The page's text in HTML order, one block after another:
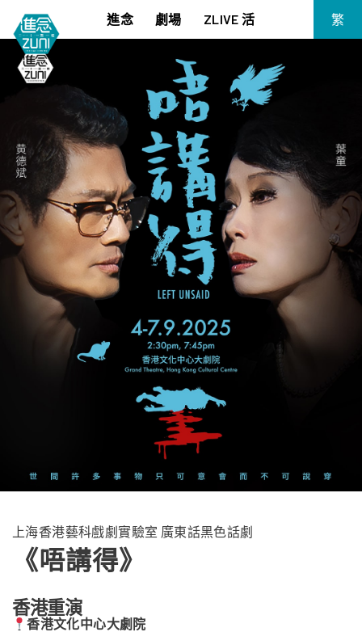
進念
關於進念
支持我們
年報
進念實驗劇場文獻庫
劇場
《筆墨大冒險》
《五行中西》
KJ 黃家正鋼琴獨奏會《五行》
《萬曆十五年》
《麥克白夫人～詩》
《13．67》2.1
《諸神會藝術節》暨《榮念曾青年藝術學堂 2026》
《戲曲金庸．笑傲江湖》廣州巡演 2026
ZLIVE 活 繁
上海香港藝科戲劇實驗室 廣東話黑色話劇
《唔講得》
香港重演
香港文化中心大劇院